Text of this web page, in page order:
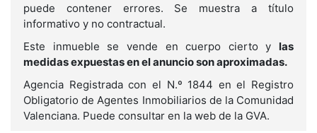
puede contener errores. Se muestra a título
informativo y no contractual.
Este inmueble se vende en cuerpo cierto y las
medidas expuestas en el anuncio son aproximadas.
Agencia Registrada con el N.º 1844 en el Registro
Obligatorio de Agentes Inmobiliarios de la Comunidad
Valenciana. Puede consultar en la web de la GVA.